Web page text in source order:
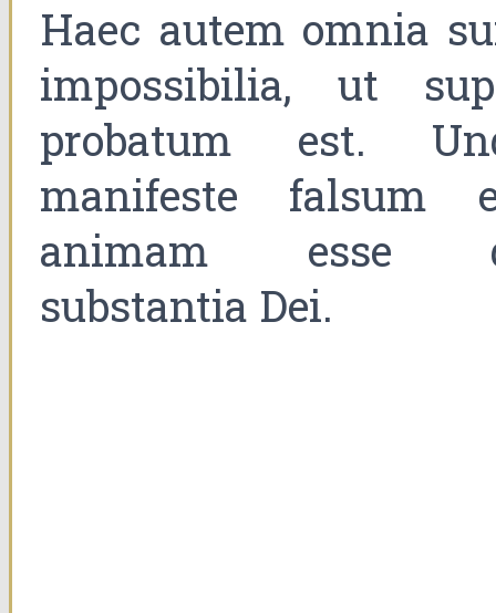
Haec autem omnia
impossibilia, ut
probatum est.
manifeste falsum
animam esse
substantia Dei.